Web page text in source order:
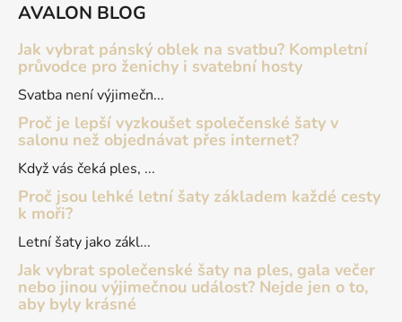
AVALON BLOG
Jak vybrat pánský oblek na svatbu? Kompletní
průvodce pro ženichy i svatební hosty
Svatba není výjimečn...
Proč je lepší vyzkoušet společenské šaty v
salonu než objednávat přes internet?
Když vás čeká ples, ...
Proč jsou lehké letní šaty základem každé cesty
k moři?
Letní šaty jako zákl...
Jak vybrat společenské šaty na ples, gala večer
nebo jinou výjimečnou událost? Nejde jen o to,
aby byly krásné